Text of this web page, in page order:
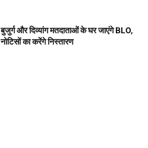
बुजुर्ग और दिव्यांग मतदाताओं के घर जाएंगे BLO,
नोटिसों का करेंगे निस्तारण